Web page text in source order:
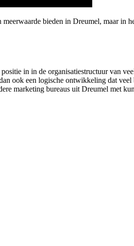
bieden in Dreumel, maar
in in de organisatiestructuur van
ook een logische ontwikkeling dat
marketing bureaus uit Dreumel met